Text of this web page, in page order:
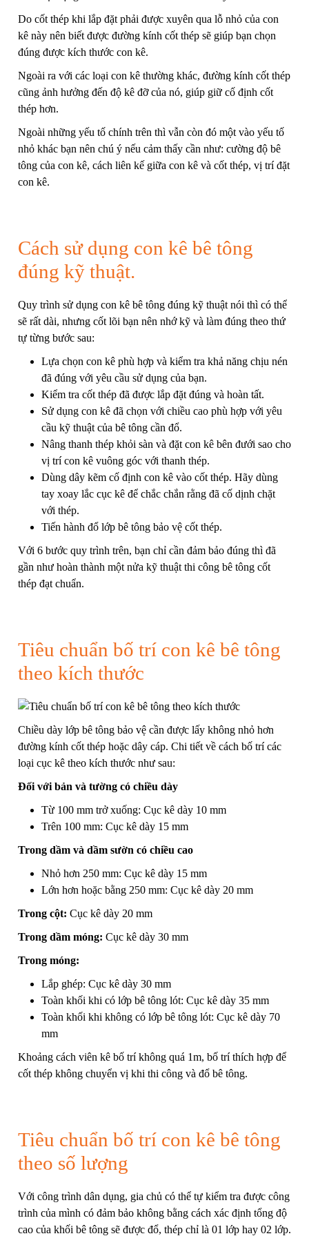
Do cốt thép khi lắp đặt phải được xuyên qua lỗ nhỏ của con
kê này nên biết được đường kính cốt thép sẽ giúp bạn chọn
đúng được kích thước con kê.
Ngoài ra với các loại con kê thường khác, đường kính cốt thép
cũng ảnh hưởng đến độ kê đỡ của nó, giúp giữ cố định cốt
thép hơn.
Ngoài những yếu tố chính trên thì vẫn còn đó một vào yếu tố
nhỏ khác bạn nên chú ý nếu cảm thấy cần như: cường độ bê
tông của con kê, cách liên kế giữa con kê và cốt thép, vị trí đặt
con kê.
Cách sử dụng con kê bê tông
đúng kỹ thuật.
Quy trình sử dụng con kê bê tông đúng kỹ thuật nói thì có thể
sẽ rất dài, nhưng cốt lõi bạn nên nhớ kỹ và làm đúng theo thứ
tự từng bước sau:
Lựa chọn con kê phù hợp và kiểm tra khả năng chịu nén
đã đúng với yêu cầu sử dụng của bạn.
Kiểm tra cốt thép đã được lắp đặt đúng và hoàn tất.
Sử dụng con kê đã chọn với chiều cao phù hợp với yêu
cầu kỹ thuật của bê tông cần đổ.
Nâng thanh thép khỏi sàn và đặt con kê bên đưới sao cho
vị trí con kê vuông góc với thanh thép.
Dùng dây kẽm cố định con kê vào cốt thép. Hãy dùng
tay xoay lắc cục kê để chắc chắn rằng đã cố dịnh chặt
với thép.
Tiến hành đổ lớp bê tông bảo vệ cốt thép.
Với 6 bước quy trình trên, bạn chỉ cần đảm bảo đúng thì đã
gần như hoàn thành một nửa kỹ thuật thi công bê tông cốt
thép đạt chuẩn.
Tiêu chuẩn bố trí con kê bê tông
theo kích thước
Chiều dày lớp bê tông bảo vệ cần được lấy không nhỏ hơn
đường kính cốt thép hoặc dây cáp. Chi tiết về cách bố trí các
loại cục kê theo kích thước như sau:
Đối với bản và tường có chiều dày
Từ 100 mm trở xuống: Cục kê dày 10 mm
Trên 100 mm: Cục kê dày 15 mm
Trong dầm và dầm sườn có chiều cao
Nhỏ hơn 250 mm: Cục kê dày 15 mm
Lớn hơn hoặc bằng 250 mm: Cục kê dày 20 mm
Trong cột: Cục kê dày 20 mm
Trong dầm móng: Cục kê dày 30 mm
Trong móng:
Lắp ghép: Cục kê dày 30 mm
Toàn khối khi có lớp bê tông lót: Cục kê dày 35 mm
Toàn khối khi không có lớp bê tông lót: Cục kê dày 70
mm
Khoảng cách viên kê bố trí không quá 1m, bố trí thích hợp để
cốt thép không chuyển vị khi thi công và đổ bê tông.
Tiêu chuẩn bố trí con kê bê tông
theo số lượng
Với công trình dân dụng, gia chủ có thể tự kiểm tra được công
trình của mình có đảm bảo không bằng cách xác định tổng độ
cao của khối bê tông sẽ được đổ, thép chỉ là 01 lớp hay 02 lớp.